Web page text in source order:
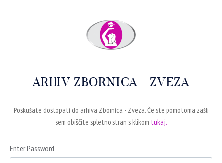
ARHIV ZBORNICA - ZVEZA
Poskušate dostopati do arhiva Zbornica - Zveza. Če ste pomotoma zašli
sem obiščite spletno stran s klikom tukaj.
Enter Password